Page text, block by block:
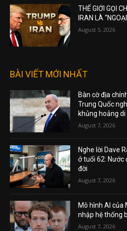
THẾ GIỚI GỌI
IRAN LÀ
August 5, 2026
BÀI VIẾT MỚI NHẤT
Bàn cờ địa
Trung Quốc
khủng hoảng di
August 7, 2026
Nghe lời Dave
ở tuổi 62: Nước
đời
August 7, 2026
Mô hình AI của
nhập hệ thống
August 7, 2026